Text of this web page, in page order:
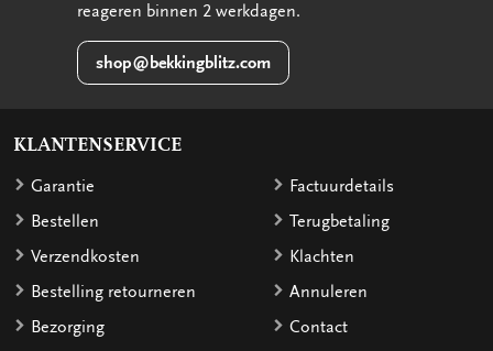
reageren binnen 2 werkdagen.
shop@bekkingblitz.com
KLANTENSERVICE
Garantie
Bestellen
Verzendkosten
Bestelling retourneren
Bezorging
Factuurdetails
Terugbetaling
Klachten
Annuleren
Contact